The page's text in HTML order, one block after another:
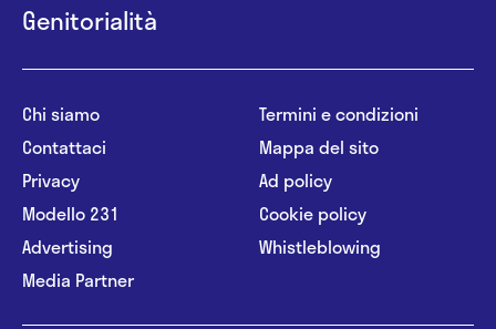
Genitorialità
Chi siamo
Contattaci
Privacy
Modello 231
Advertising
Media Partner
Termini e condizioni
Mappa del sito
Ad policy
Cookie policy
Whistleblowing